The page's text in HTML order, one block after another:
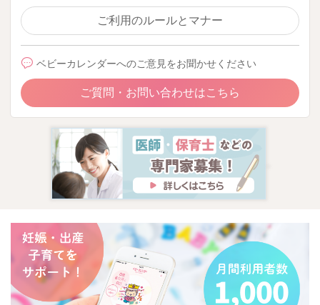
ご利用のルールとマナー
ベビーカレンダーへのご意見をお聞かせください
ご質問・お問い合わせはこちら